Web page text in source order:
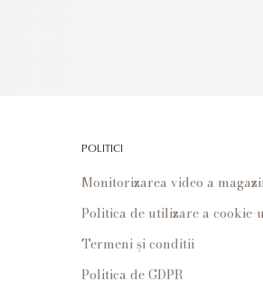
POLITICI
Monitorizarea video a
Politica de utilizare a
Termeni și conditii
Politica de GDPR